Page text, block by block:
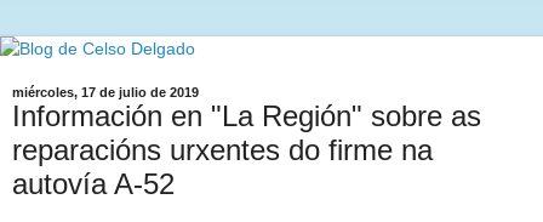
miércoles, 17 de julio de 2019
Información en "La Región" sobre as
reparacións urxentes do firme na
autovía A-52